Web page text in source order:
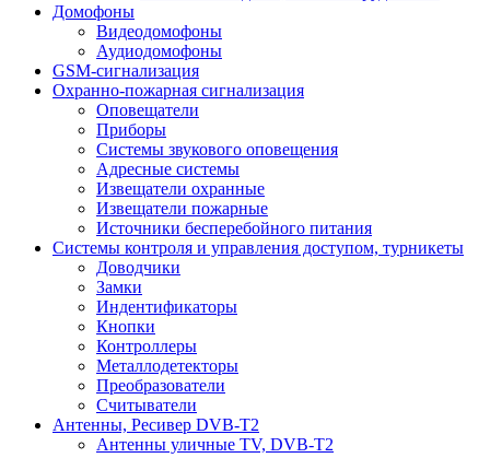
Домофоны
Видеодомофоны
Аудиодомофоны
GSM-сигнализация
Охранно-пожарная сигнализация
Оповещатели
Приборы
Системы звукового оповещения
Адресные системы
Извещатели охранные
Извещатели пожарные
Источники бесперебойного питания
Системы контроля и управления доступом, турникеты
Доводчики
Замки
Индентификаторы
Кнопки
Контроллеры
Металлодетекторы
Преобразователи
Считыватели
Антенны, Ресивер DVB-T2
Антенны уличные TV, DVB-T2